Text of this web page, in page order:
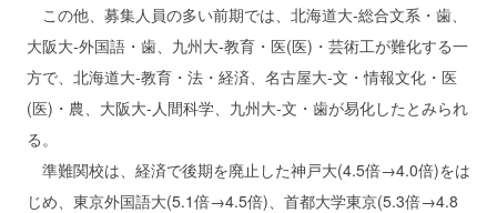
この他、募集人員の多い前期では、北海道大‐総合文系・歯、
大阪大‐外国語・歯、九州大‐教育・医(医)・芸術工が難化する一
方で、北海道大‐教育・法・経済、名古屋大‐文・情報文化・医
(医)・農、大阪大‐人間科学、九州大‐文・歯が易化したとみられ
る。
準難関校は、経済で後期を廃止した神戸大(4.5倍→4.0倍)をは
じめ、東京外国語大(5.1倍→4.5倍)、首都大学東京(5.3倍→4.8